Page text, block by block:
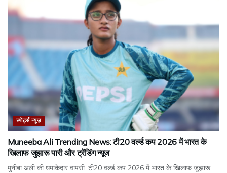
स्पोर्ट्स न्यूज़
Muneeba Ali Trending News: टी20 वर्ल्ड कप 2026 में भारत के
खिलाफ जुझारू पारी और ट्रेंडिंग न्यूज
मुनीबा अली की धमाकेदार वापसी: टी20 वर्ल्ड कप 2026 में भारत के खिलाफ जुझारू